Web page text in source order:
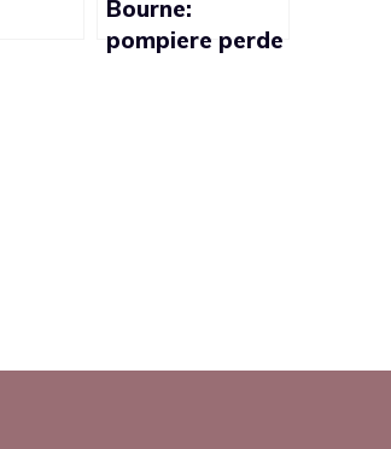
Bourne:
pompiere perde